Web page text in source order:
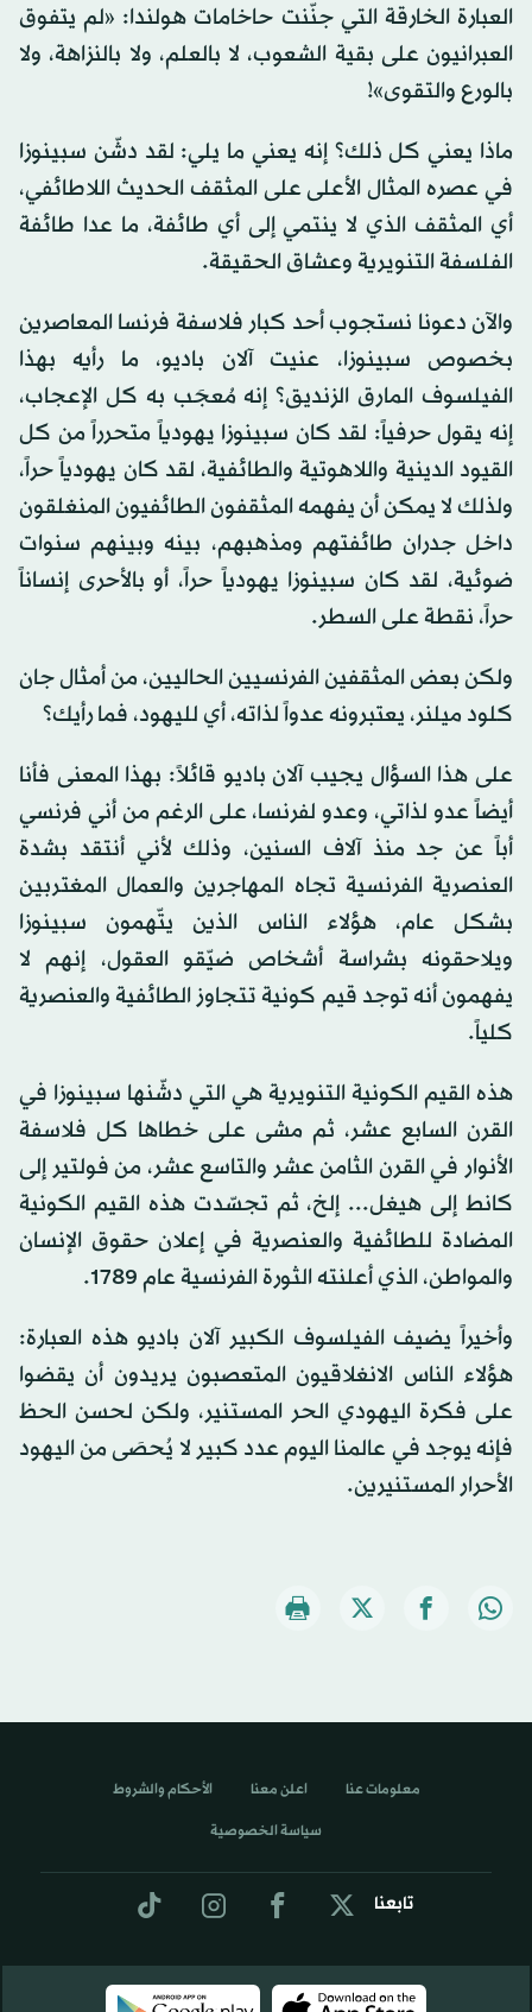
العبارة الخارقة التي جنّنت حاخامات هولندا: «لم يتفوق
العبرانيون على بقية الشعوب، لا بالعلم، ولا بالنزاهة، ولا
بالورع والتقوى»!
ماذا يعني كل ذلك؟ إنه يعني ما يلي: لقد دشّن سبينوزا
في عصره المثال الأعلى على المثقف الحديث اللاطائفي،
أي المثقف الذي لا ينتمي إلى أي طائفة، ما عدا طائفة
الفلسفة التنويرية وعشاق الحقيقة.
والآن دعونا نستجوب أحد كبار فلاسفة فرنسا المعاصرين
بخصوص سبينوزا، عنيت آلان باديو، ما رأيه بهذا
الفيلسوف المارق الزنديق؟ إنه مُعجَب به كل الإعجاب،
إنه يقول حرفياً: لقد كان سبينوزا يهودياً متحرراً من كل
القيود الدينية واللاهوتية والطائفية، لقد كان يهودياً حراً،
ولذلك لا يمكن أن يفهمه المثقفون الطائفيون المنغلقون
داخل جدران طائفتهم ومذهبهم، بينه وبينهم سنوات
ضوئية، لقد كان سبينوزا يهودياً حراً، أو بالأحرى إنساناً
حراً، نقطة على السطر.
ولكن بعض المثقفين الفرنسيين الحاليين، من أمثال جان
كلود ميلنر، يعتبرونه عدواً لذاته، أي لليهود، فما رأيك؟
على هذا السؤال يجيب آلان باديو قائلاً: بهذا المعنى فأنا
أيضاً عدو لذاتي، وعدو لفرنسا، على الرغم من أني فرنسي
أباً عن جد منذ آلاف السنين، وذلك لأني أنتقد بشدة
العنصرية الفرنسية تجاه المهاجرين والعمال المغتربين
بشكل عام، هؤلاء الناس الذين يتّهمون سبينوزا
ويلاحقونه بشراسة أشخاص ضيّقو العقول، إنهم لا
يفهمون أنه توجد قيم كونية تتجاوز الطائفية والعنصرية
كلياً.
هذه القيم الكونية التنويرية هي التي دشّنها سبينوزا في
القرن السابع عشر، ثم مشى على خطاها كل فلاسفة
الأنوار في القرن الثامن عشر والتاسع عشر، من فولتير إلى
كانط إلى هيغل... إلخ، ثم تجسّدت هذه القيم الكونية
المضادة للطائفية والعنصرية في إعلان حقوق الإنسان
والمواطن، الذي أعلنته الثورة الفرنسية عام 1789.
وأخيراً يضيف الفيلسوف الكبير آلان باديو هذه العبارة:
هؤلاء الناس الانغلاقيون المتعصبون يريدون أن يقضوا
على فكرة اليهودي الحر المستنير، ولكن لحسن الحظ
فإنه يوجد في عالمنا اليوم عدد كبير لا يُحصَى من اليهود
الأحرار المستنيرين.
تابعنا
معلومات عنا اعلن معنا الأحكام والشروط
سياسة الخصوصية